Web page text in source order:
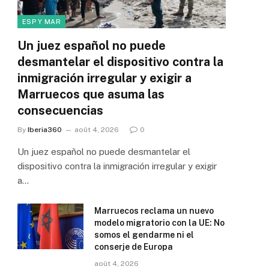
ESP Y MAR
Un juez español no puede
desmantelar el dispositivo contra la
inmigración irregular y exigir a
Marruecos que asuma las
consecuencias
By Iberia360 août 4, 2026 0
Un juez español no puede desmantelar el
dispositivo contra la inmigración irregular y exigir
a…
Marruecos reclama un nuevo
modelo migratorio con la UE: No
somos el gendarme ni el
conserje de Europa
août 4, 2026